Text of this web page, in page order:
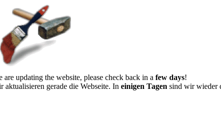
are updating the website, please check back in a few days!
aktualisieren gerade die Webseite. In einigen Tagen sind wir wieder